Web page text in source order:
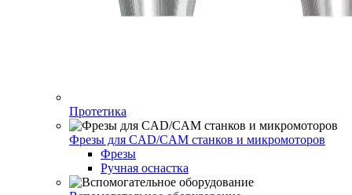
Протетика
Фрезы для CAD/CAM станков и микромоторов
Фрезы
Ручная оснастка